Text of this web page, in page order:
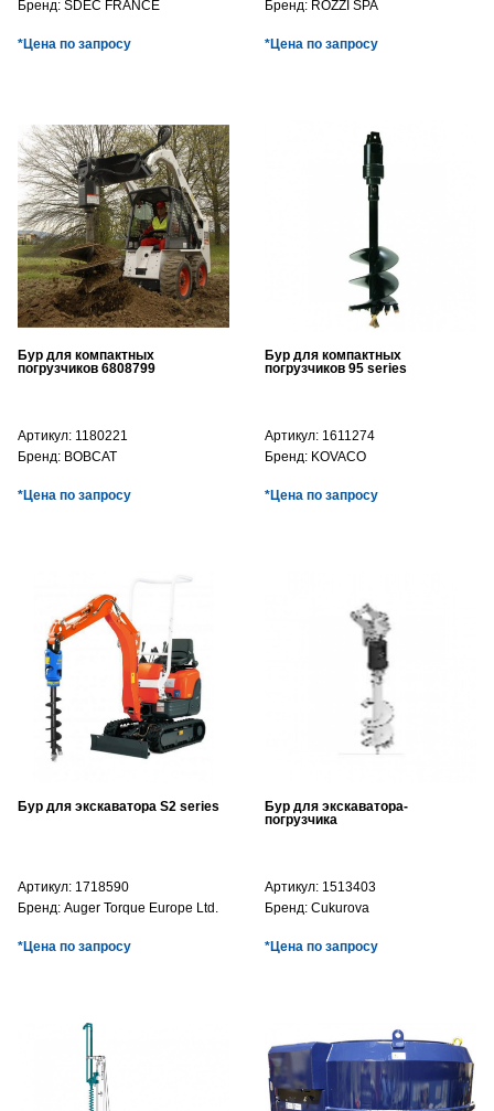
Бренд: SDEC FRANCE
*Цена по запросу
Бренд: ROZZI SPA
*Цена по запросу
Бур для компактных
погрузчиков 6808799
Артикул: 1180221
Бренд: BOBCAT
*Цена по запросу
Бур для компактных
погрузчиков 95 series
Артикул: 1611274
Бренд: KOVACO
*Цена по запросу
Бур для экскаватора S2 series
Артикул: 1718590
Бренд: Auger Torque Europe Ltd.
*Цена по запросу
Бур для экскаватора-
погрузчика
Артикул: 1513403
Бренд: Cukurova
*Цена по запросу